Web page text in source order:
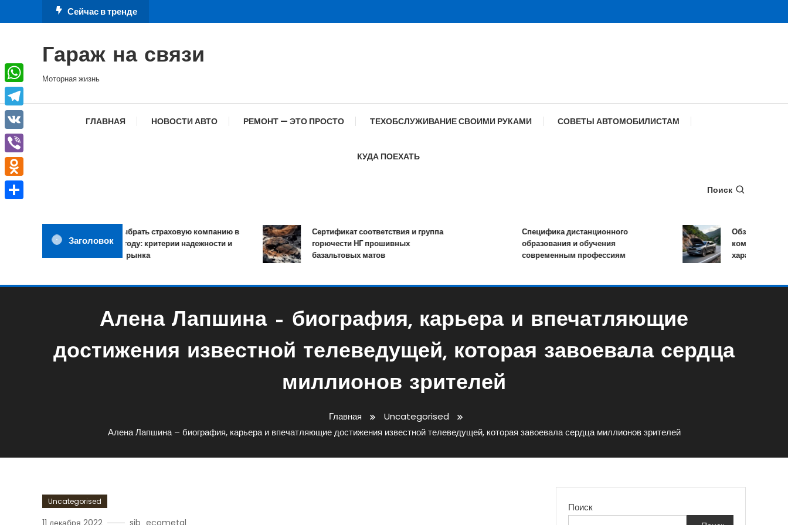
к
Сейчас в тренде
Гараж на связи
Моторная жизнь
ГЛАВНАЯ НОВОСТИ АВТО РЕМОНТ — ЭТО ПРОСТО ТЕХОБСЛУЖИВАНИЕ СВОИМИ РУКАМИ СОВЕТЫ АВТОМОБИЛИСТАМ
КУДА ПОЕХАТЬ
Поиск
Заголовок
Как выбрать страховую компанию в
2026 году: критерии надежности и
обзор рынка
Сертификат соответствия и группа
горючести НГ прошивных
базальтовых матов
Специфика дистанционного
образования и обучения
современным профессиям
Обзор TANK 500:
комплектации и
характеристики
Алена Лапшина – биография, карьера и впечатляющие
достижения известной телеведущей, которая завоевала сердца
миллионов зрителей
Главная
Uncategorised
Алена Лапшина – биография, карьера и впечатляющие достижения известной телеведущей, которая завоевала сердца миллионов зрителей
Uncategorised
11 декабря 2022 sib_ecometal
Поиск
WhatsApp
Telegram
VK
Viber
Odnoklassniki